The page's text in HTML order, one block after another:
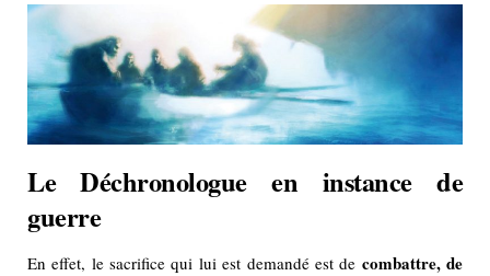
Le Déchronologue en instance de
guerre
En effet, le sacrifice qui lui est demandé est de combattre, de